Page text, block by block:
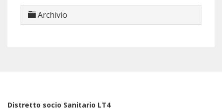
Archivio
Distretto socio Sanitario LT4